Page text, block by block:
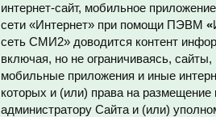
интернет-сайт, мобильное
сети «Интернет» при помощи ПЭВМ «
сеть СМИ2» доводится контент
включая, но не ограничиваясь,
мобильные приложения и иные
которых и (или) права на размещение
администратору Сайта и (или)